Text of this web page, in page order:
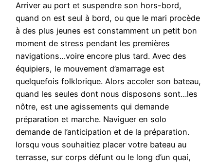
Arriver au port et suspendre son hors-bord,
quand on est seul à bord, ou que le mari procède
à des plus jeunes est constamment un petit bon
moment de stress pendant les premières
navigations…voire encore plus tard. Avec des
équipiers, le mouvement d’amarrage est
quelquefois folklorique. Alors accoler son bateau,
quand les seules dont nous disposons sont…les
nôtre, est une agissements qui demande
préparation et marche. Naviguer en solo
demande de l’anticipation et de la préparation.
lorsqu vous souhaitiez placer votre bateau au
terrasse, sur corps défunt ou le long d’un quai,